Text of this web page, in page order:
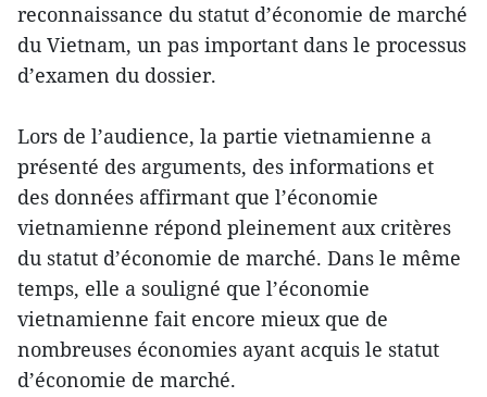
reconnaissance du statut d’économie de marché
du Vietnam, un pas important dans le processus
d’examen du dossier.
Lors de l’audience, la partie vietnamienne a
présenté des arguments, des informations et
des données affirmant que l’économie
vietnamienne répond pleinement aux critères
du statut d’économie de marché. Dans le même
temps, elle a souligné que l’économie
vietnamienne fait encore mieux que de
nombreuses économies ayant acquis le statut
d’économie de marché.